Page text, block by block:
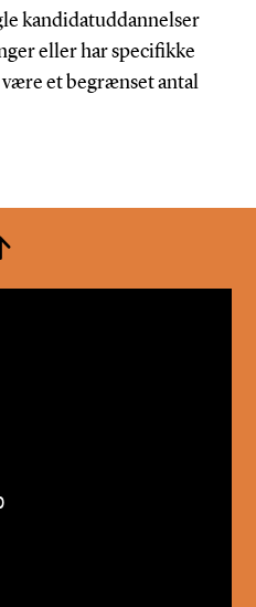
kandidatuddannelser
eller har specifikke
et begrænset antal